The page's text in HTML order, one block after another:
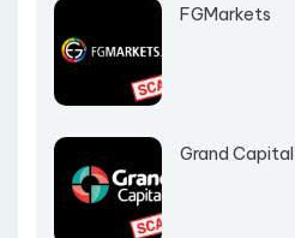
FGMarkets
Grand Capital